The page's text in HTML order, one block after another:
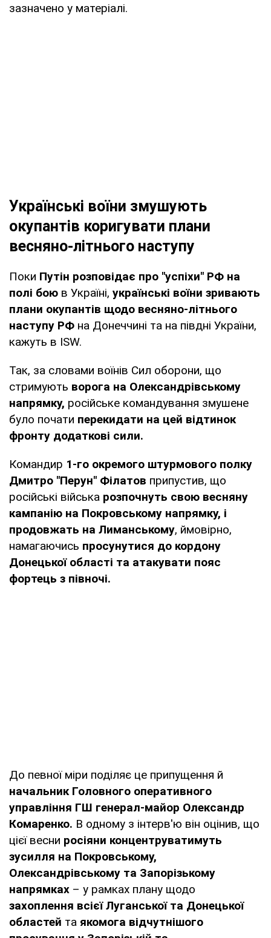
зазначено у матеріалі.
Українські воїни змушують
окупантів коригувати плани
весняно-літнього наступу
Поки Путін розповідає про "успіхи" РФ на
полі бою в Україні, українські воїни зривають
плани окупантів щодо весняно-літнього
наступу РФ на Донеччині та на півдні України,
кажуть в ISW.
Так, за словами воїнів Сил оборони, що
стримують ворога на Олександрівському
напрямку, російське командування змушене
було почати перекидати на цей відтинок
фронту додаткові сили.
Командир 1-го окремого штурмового полку
Дмитро "Перун" Філатов припустив, що
російські війська розпочнуть свою весняну
кампанію на Покровському напрямку, і
продовжать на Лиманському, ймовірно,
намагаючись просунутися до кордону
Донецької області та атакувати пояс
фортець з півночі.
До певної міри поділяє це припущення й
начальник Головного оперативного
управління ГШ генерал-майор Олександр
Комаренко. В одному з інтерв'ю він оцінив, що
цієї весни росіяни концентруватимуть
зусилля на Покровському,
Олександрівському та Запорізькому
напрямках – у рамках плану щодо
захоплення всієї Луганської та Донецької
областей та якомога відчутнішого